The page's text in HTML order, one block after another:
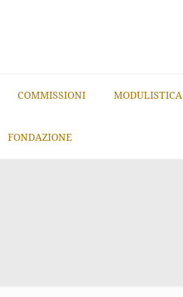
COMMISSIONI MODULISTICA
FONDAZIONE